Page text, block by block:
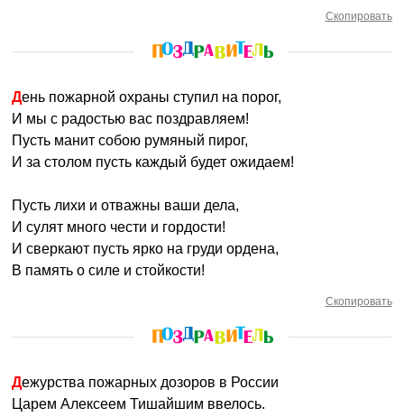
Скопировать
День пожарной охраны ступил на порог,
И мы с радостью вас поздравляем!
Пусть манит собою румяный пирог,
И за столом пусть каждый будет ожидаем!
Пусть лихи и отважны ваши дела,
И сулят много чести и гордости!
И сверкают пусть ярко на груди ордена,
В память о силе и стойкости!
Скопировать
Дежурства пожарных дозоров в России
Царем Алексеем Тишайшим ввелось.